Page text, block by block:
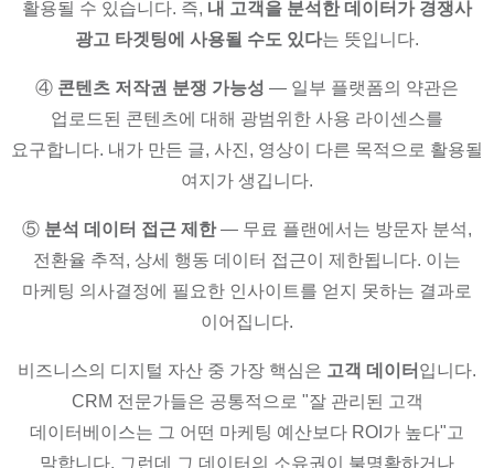
활용될 수 있습니다. 즉, 내 고객을 분석한 데이터가 경쟁사
광고 타겟팅에 사용될 수도 있다는 뜻입니다.
④ 콘텐츠 저작권 분쟁 가능성 — 일부 플랫폼의 약관은
업로드된 콘텐츠에 대해 광범위한 사용 라이센스를
요구합니다. 내가 만든 글, 사진, 영상이 다른 목적으로 활용될
여지가 생깁니다.
⑤ 분석 데이터 접근 제한— 무료 플랜에서는 방문자 분석,
전환율 추적, 상세 행동 데이터 접근이 제한됩니다. 이는
마케팅 의사결정에 필요한 인사이트를 얻지 못하는 결과로
이어집니다.
비즈니스의 디지털 자산 중 가장 핵심은 고객 데이터 입니다.
CRM 전문가들은 공통적으로 "잘 관리된 고객
데이터베이스는 그 어떤 마케팅 예산보다 ROI가 높다"고
말합니다. 그런데 그 데이터의 소유권이 불명확하거나